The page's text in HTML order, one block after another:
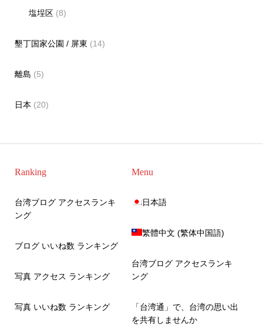
塩埕区 (8)
墾丁国家公園 / 屏東 (14)
離島 (5)
日本 (20)
Ranking
台湾ブログ アクセスランキ
ング
ブログ いいね数 ランキング
写真 アクセス ランキング
写真 いいね数 ランキング
Menu
日本語
繁體中文 (繁体中国語)
台湾ブログ アクセスランキ
ング
「台湾通」で、台湾の思い出
を共有しませんか